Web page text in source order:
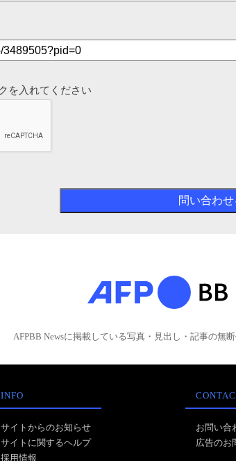
を入れてください
AFPBB Newsに掲載している写真・見出し・記事の無
INFO
サイトからのお知らせ
サイトに関するヘルプ
採用情報
お問い合
広告のお